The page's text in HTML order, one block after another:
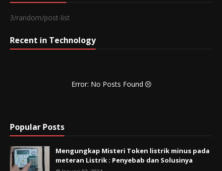
3/random/post-list
Recent in Technology
Error: No Posts Found
Popular Posts
Mengungkap Misteri Token listrik minus pada
meteran Listrik : Penyebab dan Solusinya